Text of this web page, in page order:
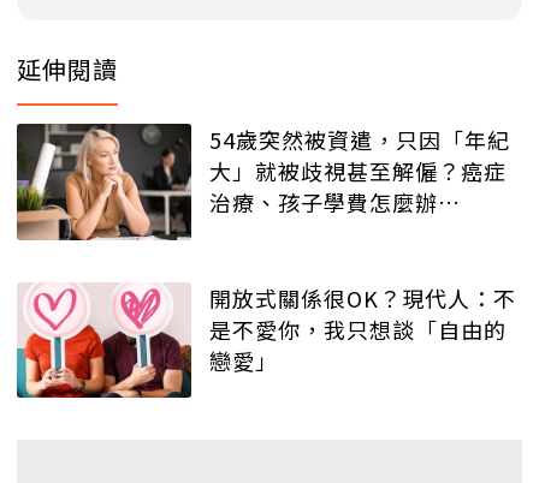
延伸閱讀
54歲突然被資遣，只因「年紀
大」就被歧視甚至解僱？癌症
治療、孩子學費怎麼辦…
開放式關係很OK？現代人：不
是不愛你，我只想談「自由的
戀愛」